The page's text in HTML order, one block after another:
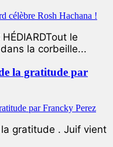
le
la corbeille...
la gratitude par
la gratitude . Juif vient